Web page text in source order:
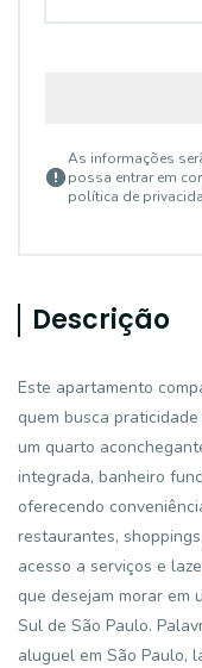
As informações
possa entrar em
política de
Descrição
Este apartamento
quem busca
um quarto
integrada, banheiro
oferecendo
restaurantes,
acesso a serviços e
que desejam morar em
Sul de São Paulo.
aluguel em São Paulo,